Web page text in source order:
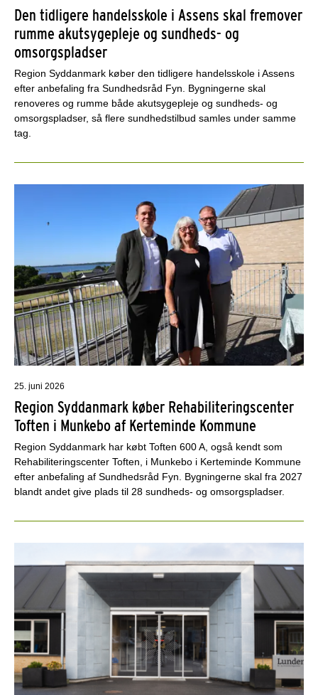
Den tidligere handelsskole i Assens skal fremover
rumme akutsygepleje og sundheds- og
omsorgspladser
Region Syddanmark køber den tidligere handelsskole i Assens
efter anbefaling fra Sundhedsråd Fyn. Bygningerne skal
renoveres og rumme både akutsygepleje og sundheds- og
omsorgspladser, så flere sundhedstilbud samles under samme
tag.
25. juni 2026
Region Syddanmark køber Rehabiliteringscenter
Toften i Munkebo af Kerteminde Kommune
Region Syddanmark har købt Toften 600 A, også kendt som
Rehabiliteringscenter Toften, i Munkebo i Kerteminde Kommune
efter anbefaling af Sundhedsråd Fyn. Bygningerne skal fra 2027
blandt andet give plads til 28 sundheds- og omsorgspladser.